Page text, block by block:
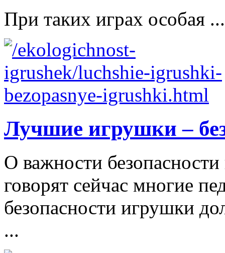
При таких играх особая ...
Лучшие игрушки –
О важности
говорят сейчас многие
безопасности игрушки
...